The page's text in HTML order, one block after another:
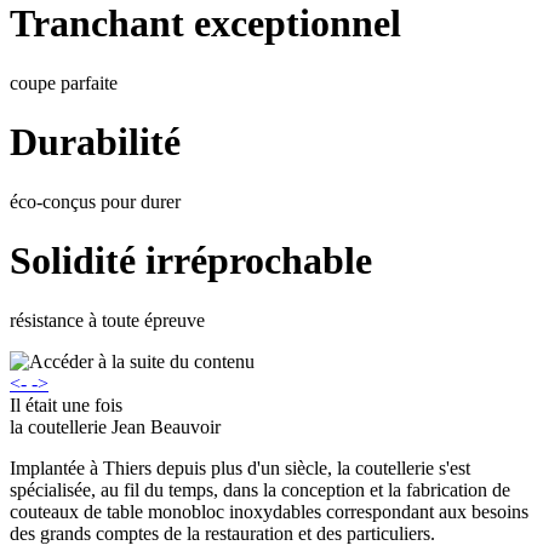
Tranchant exceptionnel
coupe parfaite
Durabilité
éco-conçus pour durer
Solidité irréprochable
résistance à toute épreuve
<- ->
Il était une fois
la coutellerie Jean Beauvoir
Implantée à Thiers depuis plus d'un siècle, la coutellerie s'est
spécialisée, au fil du temps, dans la conception et la fabrication de
couteaux de table monobloc inoxydables correspondant aux besoins
des grands comptes de la restauration et des particuliers.